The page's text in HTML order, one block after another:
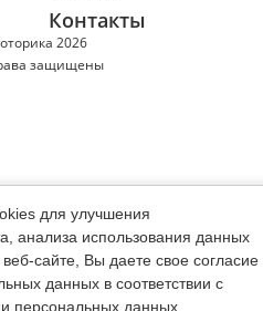
2026
защищены
Контакты
для улучшения
анализа использования данных
сайте, Вы даете свое согласие
данных в соответствии с
персональных данных,